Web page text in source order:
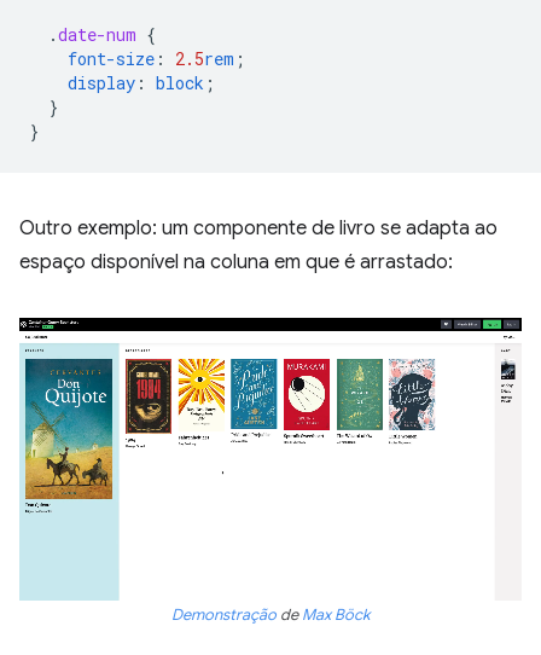
.date-num {
font-size : 2.5rem ;
display : block ;
}
}
Outro exemplo: um componente de livro se adapta ao
espaço disponível na coluna em que é arrastado:
Demonstração deMax Böck